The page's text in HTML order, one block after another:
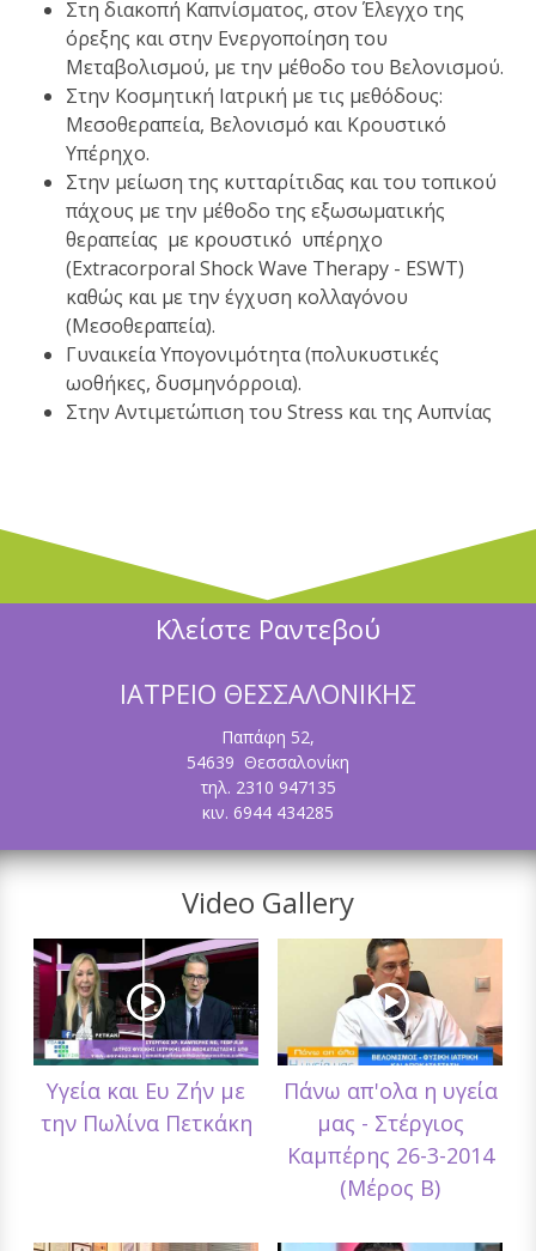
Στη διακοπή Καπνίσματος, στον Έλεγχο της
όρεξης και στην Ενεργοποίηση του
Μεταβολισμού, με την μέθοδο του Βελονισμού.
Στην Κοσμητική Ιατρική με τις μεθόδους:
Μεσοθεραπεία, Βελονισμό και Κρουστικό
Υπέρηχο.
Στην μείωση της κυτταρίτιδας και του τοπικού
πάχους με την μέθοδο της εξωσωματικής
θεραπείας με κρουστικό υπέρηχο
(Extracorporal Shock Wave Therapy - ESWT)
καθώς και με την έγχυση κολλαγόνου
(Μεσοθεραπεία).
Γυναικεία Υπογονιμότητα (πολυκυστικές
ωοθήκες, δυσμηνόρροια).
Στην Αντιμετώπιση του Stress και της Αυπνίας
Κλείστε Ραντεβού
ΙΑΤΡΕΙΟ ΘΕΣΣΑΛΟΝΙΚΗΣ
Παπάφη 52,
54639 Θεσσαλονίκη
τηλ. 2310 947135
κιν. 6944 434285
Video Gallery
Υγεία και Ευ Ζήν με
την Πωλίνα Πετκάκη
Πάνω απ'ολα η υγεία
μας - Στέργιος
Καμπέρης 26-3-2014
(Μέρος Β)